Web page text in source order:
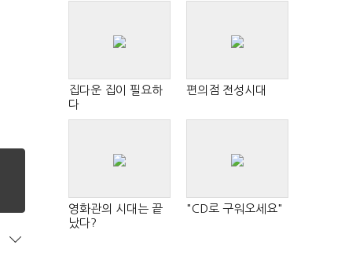
집다운 집이 필요하
다
편의점 전성시대
영화관의 시대는 끝
났다?
"CD로 구워오세요"